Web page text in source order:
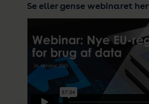
Se eller gense webinaret her